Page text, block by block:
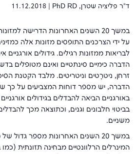
ד"ר פליציה שטרן, PhD RD | 11.12.2018
במשך 20 השנים האחרונות הדרישה
על ידי הצרכנים התופסים מזונות אלה
לבריאות ממזונות רגילים. גידולים אורגניים
הדברה כימיים סינתטיים ואינם מטופלים
זרחן, ניטרָטים וניטריטים. מלבד הקטנת
הדברה, יש מספר דוחות המצביעים על כך
באורגניים הביאה להבדלים בגידולים
בביטוי חלבונים וגנים, וכתוצאה מכך
משניים.
במשך 20 השנים האחרונות מספר גדול
המינרלים הרלוונטיים מבחינה תזונתית